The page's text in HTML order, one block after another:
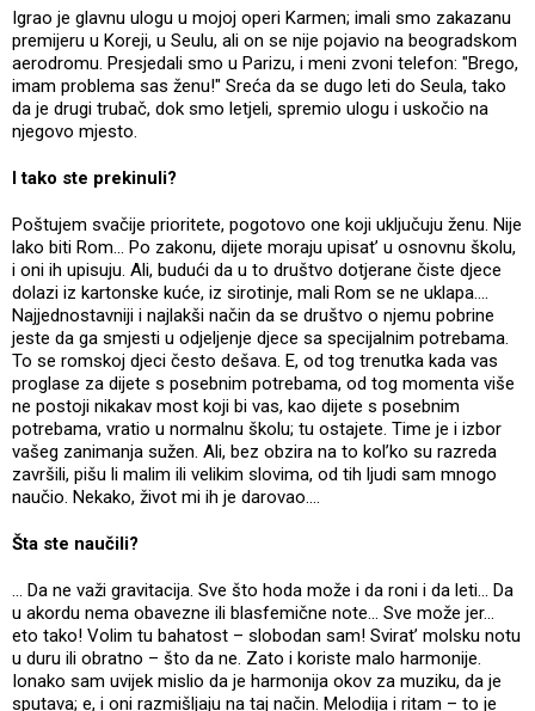
Igrao je glavnu ulogu u mojoj operi Karmen; imali smo zakazanu
premijeru u Koreji, u Seulu, ali on se nije pojavio na beogradskom
aerodromu. Presjedali smo u Parizu, i meni zvoni telefon: "Brego,
imam problema sas ženu!" Sreća da se dugo leti do Seula, tako
da je drugi trubač, dok smo letjeli, spremio ulogu i uskočio na
njegovo mjesto.
I tako ste prekinuli?
Poštujem svačije prioritete, pogotovo one koji uključuju ženu. Nije
lako biti Rom... Po zakonu, dijete moraju upisat’ u osnovnu školu,
i oni ih upisuju. Ali, budući da u to društvo dotjerane čiste djece
dolazi iz kartonske kuće, iz sirotinje, mali Rom se ne uklapa....
Najjednostavniji i najlakši način da se društvo o njemu pobrine
jeste da ga smjesti u odjeljenje djece sa specijalnim potrebama.
To se romskoj djeci često dešava. E, od tog trenutka kada vas
proglase za dijete s posebnim potrebama, od tog momenta više
ne postoji nikakav most koji bi vas, kao dijete s posebnim
potrebama, vratio u normalnu školu; tu ostajete. Time je i izbor
vašeg zanimanja sužen. Ali, bez obzira na to kol’ko su razreda
završili, pišu li malim ili velikim slovima, od tih ljudi sam mnogo
naučio. Nekako, život mi ih je darovao....
Šta ste naučili?
... Da ne važi gravitacija. Sve što hoda može i da roni i da leti... Da
u akordu nema obavezne ili blasfemične note... Sve može jer...
eto tako! Volim tu bahatost – slobodan sam! Svirat’ molsku notu
u duru ili obratno – što da ne. Zato i koriste malo harmonije.
Ionako sam uvijek mislio da je harmonija okov za muziku, da je
sputava; e, i oni razmišljaju na taj način. Melodija i ritam – to je